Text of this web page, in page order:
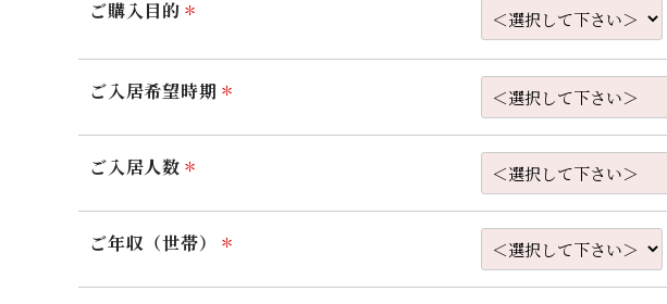
ご購入目的
ご入居希望時期
ご入居人数
ご年収（世帯）